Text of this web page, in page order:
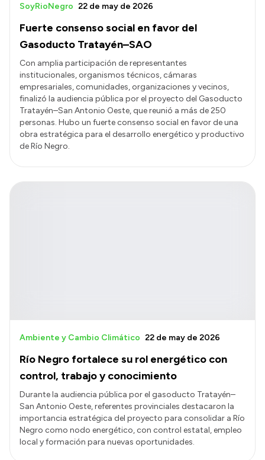
Fuerte consenso social en favor del
Gasoducto Tratayén–SAO
SoyRioNegro 22 de may de 2026
Con amplia participación de representantes
institucionales, organismos técnicos, cámaras
empresariales, comunidades, organizaciones y vecinos,
finalizó la audiencia pública por el proyecto del Gasoducto
Tratayén–San Antonio Oeste, que reunió a más de 250
personas. Hubo un fuerte consenso social en favor de una
obra estratégica para el desarrollo energético y productivo
de Río Negro.
Río Negro fortalece su rol energético con
control, trabajo y conocimiento
Ambiente y Cambio Climático 22 de may de 2026
Durante la audiencia pública por el gasoducto Tratayén–
San Antonio Oeste, referentes provinciales destacaron la
importancia estratégica del proyecto para consolidar a Río
Negro como nodo energético, con control estatal, empleo
local y formación para nuevas oportunidades.